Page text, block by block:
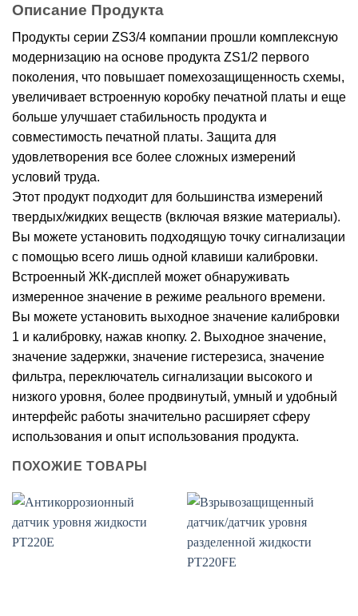
Описание Продукта
Продукты серии ZS3/4 компании прошли комплексную
модернизацию на основе продукта ZS1/2 первого
поколения, что повышает помехозащищенность схемы,
увеличивает встроенную коробку печатной платы и еще
больше улучшает стабильность продукта и
совместимость печатной платы. Защита для
удовлетворения все более сложных измерений
условий труда.
Этот продукт подходит для большинства измерений
твердых/жидких веществ (включая вязкие материалы).
Вы можете установить подходящую точку сигнализации
с помощью всего лишь одной клавиши калибровки.
Встроенный ЖК-дисплей может обнаруживать
измеренное значение в режиме реального времени.
Вы можете установить выходное значение калибровки
1 и калибровку, нажав кнопку. 2. Выходное значение,
значение задержки, значение гистерезиса, значение
фильтра, переключатель сигнализации высокого и
низкого уровня, более продвинутый, умный и удобный
интерфейс работы значительно расширяет сферу
использования и опыт использования продукта.
ПОХОЖИЕ ТОВАРЫ